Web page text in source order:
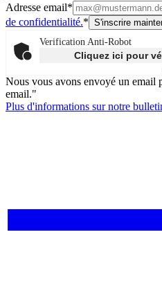
Adresse email*
de confidentialité.*
Verification Anti-Robot
Cliquez ici pour
Nous vous avons envoyé un email
email."
Plus d'informations sur notre